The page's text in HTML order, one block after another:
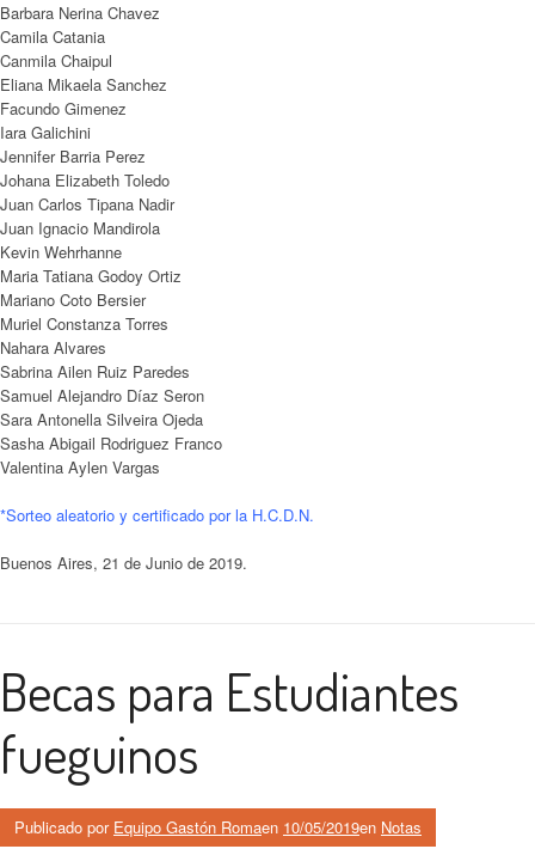
Barbara Nerina Chavez
Camila Catania
Canmila Chaipul
Eliana Mikaela Sanchez
Facundo Gimenez
Iara Galichini
Jennifer Barria Perez
Johana Elizabeth Toledo
Juan Carlos Tipana Nadir
Juan Ignacio Mandirola
Kevin Wehrhanne
Maria Tatiana Godoy Ortiz
Mariano Coto Bersier
Muriel Constanza Torres
Nahara Alvares
Sabrina Ailen Ruiz Paredes
Samuel Alejandro Díaz Seron
Sara Antonella Silveira Ojeda
Sasha Abigail Rodriguez Franco
Valentina Aylen Vargas
*Sorteo aleatorio y certificado por la H.C.D.N.
Buenos Aires, 21 de Junio de 2019.
Becas para Estudiantes
fueguinos
Publicado por Equipo Gastón Romaen 10/05/2019en Notas